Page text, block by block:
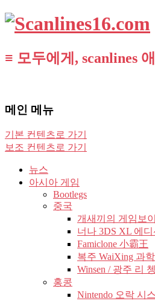
≡ 모두에게, scanlines
메인 메뉴
기본 컨텐츠로 가기
보조 컨텐츠로 가기
뉴스
아시아 게임
Bootlegs
중국
개새끼의 게임보
너나 3DS XL 에
Famiclone 小霸王
복주 WaiXing 과
Winsen / 광주 리
홍콩
Nintendo 오락 시